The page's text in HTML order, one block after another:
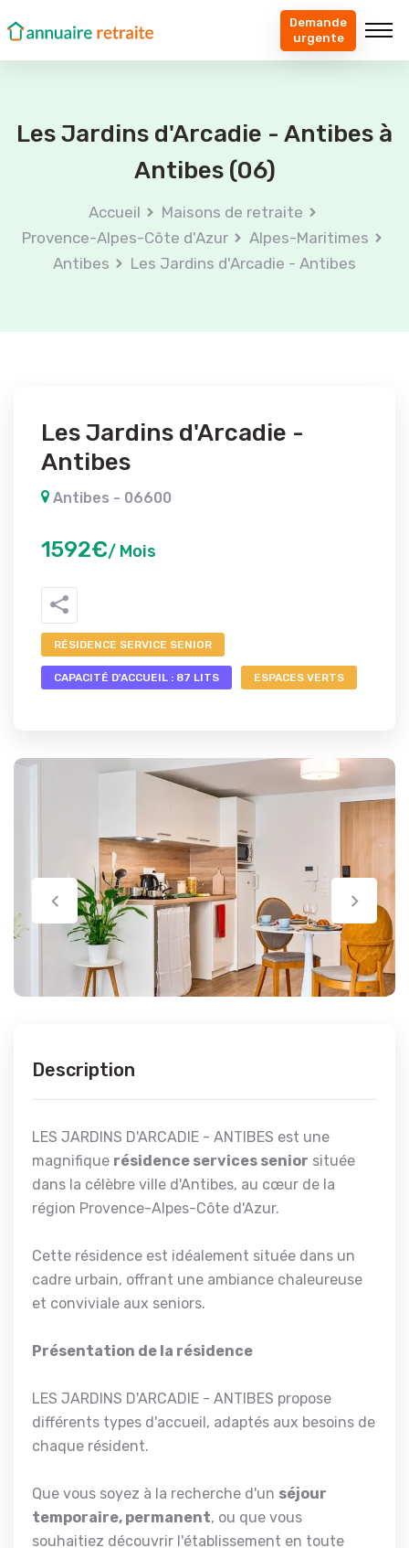
Demande
urgente
Les Jardins d'Arcadie - Antibes à
Antibes (06)
Accueil
Maisons de retraite
Provence-Alpes-Côte d'Azur
Alpes-Maritimes
Antibes
Les Jardins d'Arcadie - Antibes
Les Jardins d'Arcadie -
Antibes
Antibes - 06600
1592€/ Mois
RÉSIDENCE SERVICE SENIOR
CAPACITÉ D'ACCUEIL : 87 LITS ESPACES VERTS
Description
LES JARDINS D'ARCADIE - ANTIBES est une
magnifique résidence services senior située
dans la célèbre ville d'Antibes, au cœur de la
région Provence-Alpes-Côte d'Azur.
Cette résidence est idéalement située dans un
cadre urbain, offrant une ambiance chaleureuse
et conviviale aux seniors.
Présentation de la résidence
LES JARDINS D'ARCADIE - ANTIBES propose
différents types d'accueil, adaptés aux besoins de
chaque résident.
Que vous soyez à la recherche d'un séjour
temporaire, permanent, ou que vous
souhaitiez découvrir l'établissement en toute